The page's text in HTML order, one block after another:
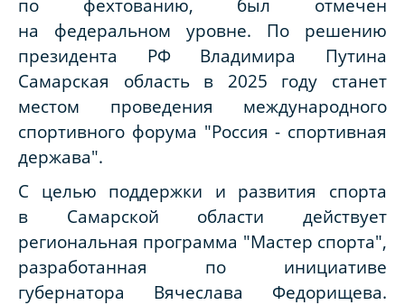
по фехтованию, был отмечен
на федеральном уровне. По решению
президента РФ Владимира Путина
Самарская область в 2025 году станет
местом проведения международного
спортивного форума "Россия - спортивная
держава".
С целью поддержки и развития спорта
в Самарской области действует
региональная программа "Мастер спорта",
разработанная по инициативе
губернатора Вячеслава Федорищева.